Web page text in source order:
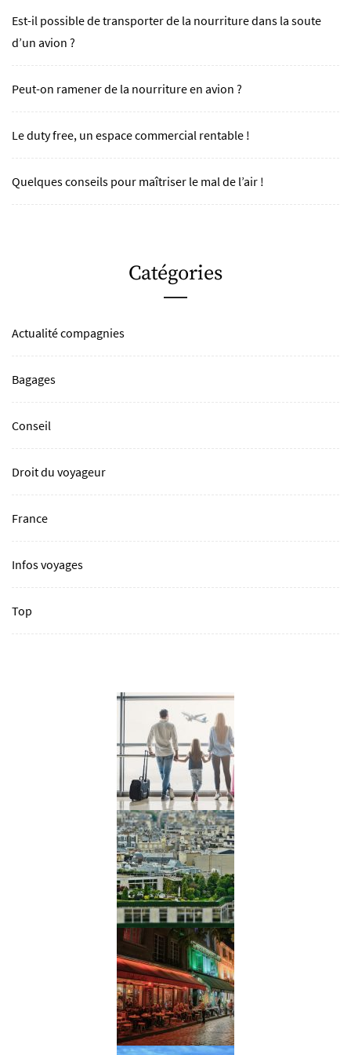
Est-il possible de transporter de la nourriture dans la soute
d’un avion ?
Peut-on ramener de la nourriture en avion ?
Le duty free, un espace commercial rentable !
Quelques conseils pour maîtriser le mal de l’air !
Catégories
Actualité compagnies
Bagages
Conseil
Droit du voyageur
France
Infos voyages
Top